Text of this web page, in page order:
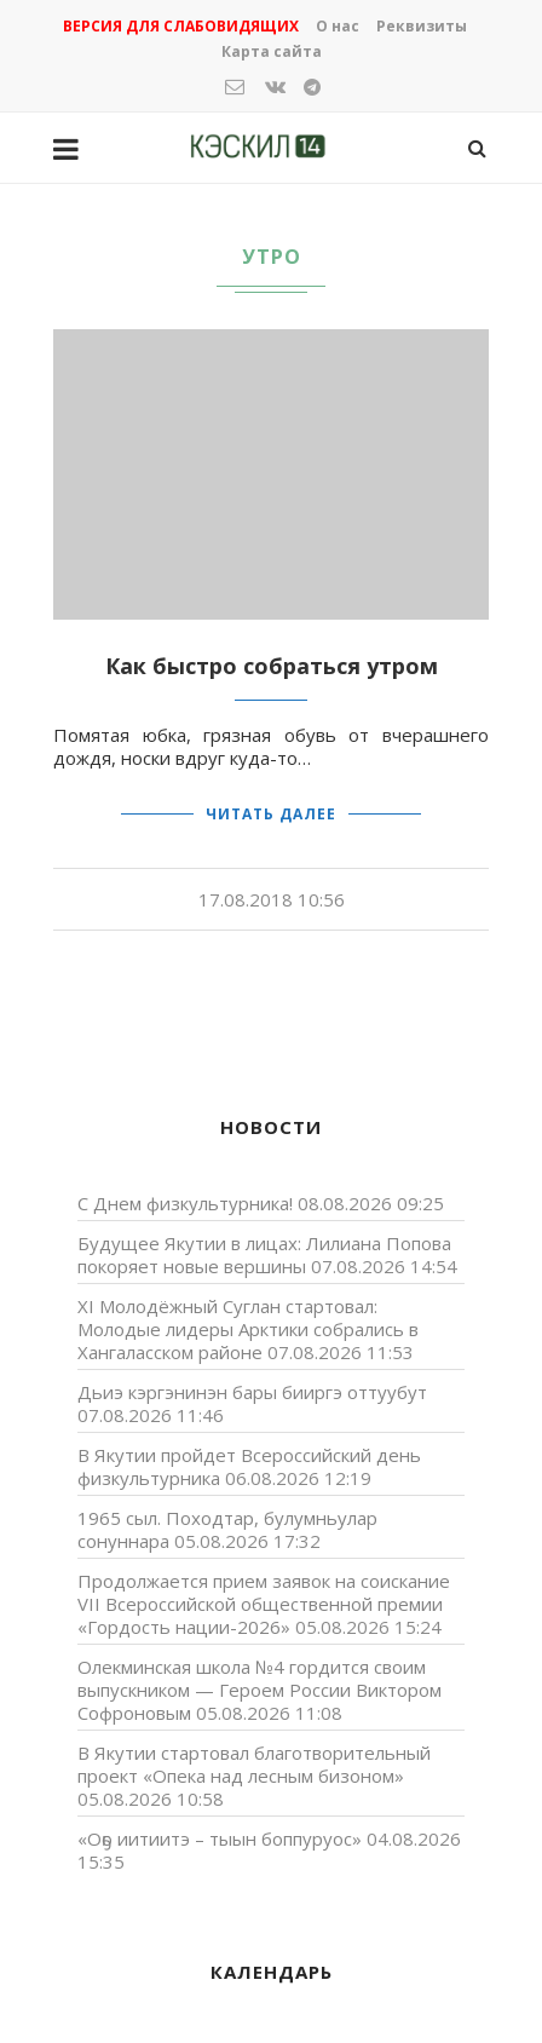
ВЕРСИЯ ДЛЯ СЛАБОВИДЯЩИХ О нас
Реквизиты
Карта сайта
УТРО
Как быстро собраться утром
Помятая юбка, грязная обувь от вчерашнего
дождя, носки вдруг куда-то…
ЧИТАТЬ ДАЛЕЕ
17.08.2018 10:56
НОВОСТИ
С Днем физкультурника! 08.08.2026 09:25
Будущее Якутии в лицах: Лилиана Попова
покоряет новые вершины 07.08.2026 14:54
XI Молодёжный Суглан стартовал:
Молодые лидеры Арктики собрались в
Хангаласском районе 07.08.2026 11:53
Дьиэ кэргэнинэн бары бииргэ оттуубут
07.08.2026 11:46
В Якутии пройдет Всероссийский день
физкультурника 06.08.2026 12:19
1965 сыл. Походтар, булумньулар
сонуннара 05.08.2026 17:32
Продолжается прием заявок на соискание
VII Всероссийской общественной премии
«Гордость нации-2026» 05.08.2026 15:24
Олекминская школа №4 гордится своим
выпускником — Героем России Виктором
Софроновым 05.08.2026 11:08
В Якутии стартовал благотворительный
проект «Опека над лесным бизоном»
05.08.2026 10:58
«Оҕо иитиитэ – тыын боппуруос» 04.08.2026
15:35
КАЛЕНДАРЬ